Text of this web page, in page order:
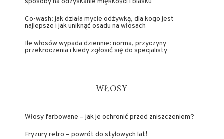
Co-wash: jak działa mycie odżywką, dla kogo jest
najlepsze i jak uniknąć osadu na włosach
Ile włosów wypada dziennie: norma, przyczyny
przekroczenia i kiedy zgłosić się do specjalisty
WŁOSY
Włosy farbowane – jak je ochronić przed zniszczeniem?
Fryzury retro – powrót do stylowych lat!